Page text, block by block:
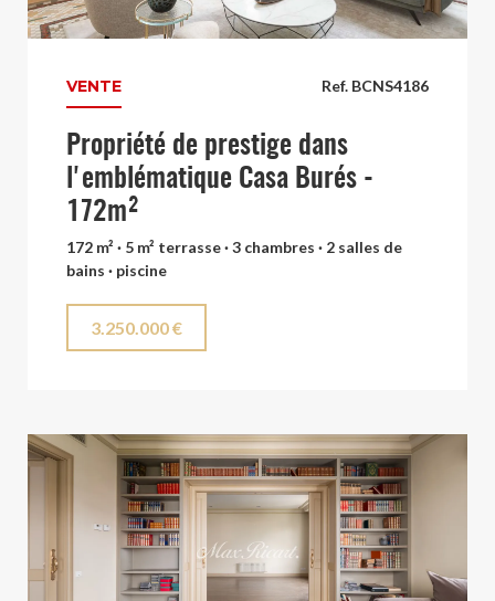
Ref. BCNS4186
VENTE
Propriété de prestige dans
l'emblématique Casa Burés -
172m²
172 m² · 5 m² terrasse · 3 chambres · 2 salles de
bains · piscine
3.250.000 €